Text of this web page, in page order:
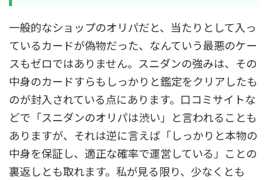
一般的なショップのオリパだと、当たりとして入っ
ているカードが偽物だった、なんていう最悪のケー
スもゼロではありません。スニダンの強みは、その
中身のカードすらもしっかりと鑑定をクリアしたも
のが封入されている点にあります。口コミサイトな
どで「スニダンのオリパは渋い」と言われることも
ありますが、それは逆に言えば「しっかりと本物の
中身を保証し、適正な確率で運営している」ことの
裏返しとも取れます。私が見る限り、少なくとも